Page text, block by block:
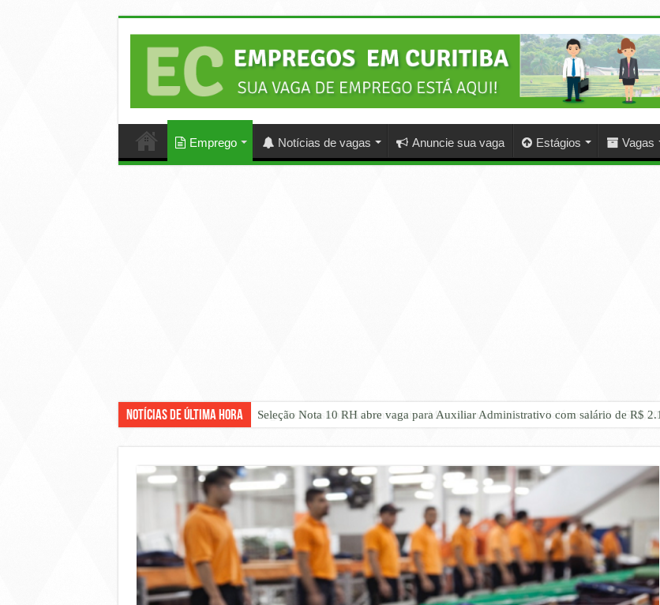
Emprego Notícias de vagas Anuncie sua vaga Estágios Vagas
Notícias de Última Hora Vaga de Assistente Administrativo Masculino no CIC com Salário de R$ 2.500,00